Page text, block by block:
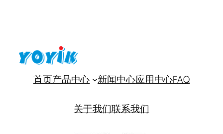
首页产品中心 新闻中心应用中心FAQ
关于我们联系我们